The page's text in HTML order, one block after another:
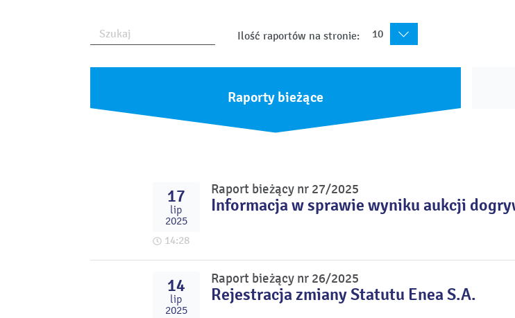
Ilość raportów na stronie: 10
Raporty bieżące
17
lip
2025
14:28
Raport bieżący nr 27/2025
Informacja w sprawie wyniku aukcji
14
lip
2025
Raport bieżący nr 26/2025
Rejestracja zmiany Statutu Enea S.A.